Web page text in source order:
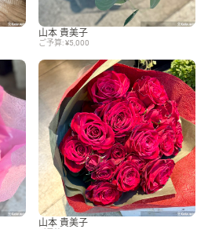
山本 貴美子
ご予算: ¥5,000
山本 貴美子